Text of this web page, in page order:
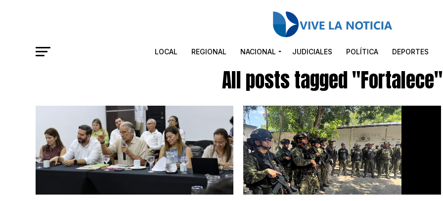
LOCAL REGIONAL NACIONAL JUDICIALES POLÍTICA DEPORTES
All posts tagged "Fortalece"